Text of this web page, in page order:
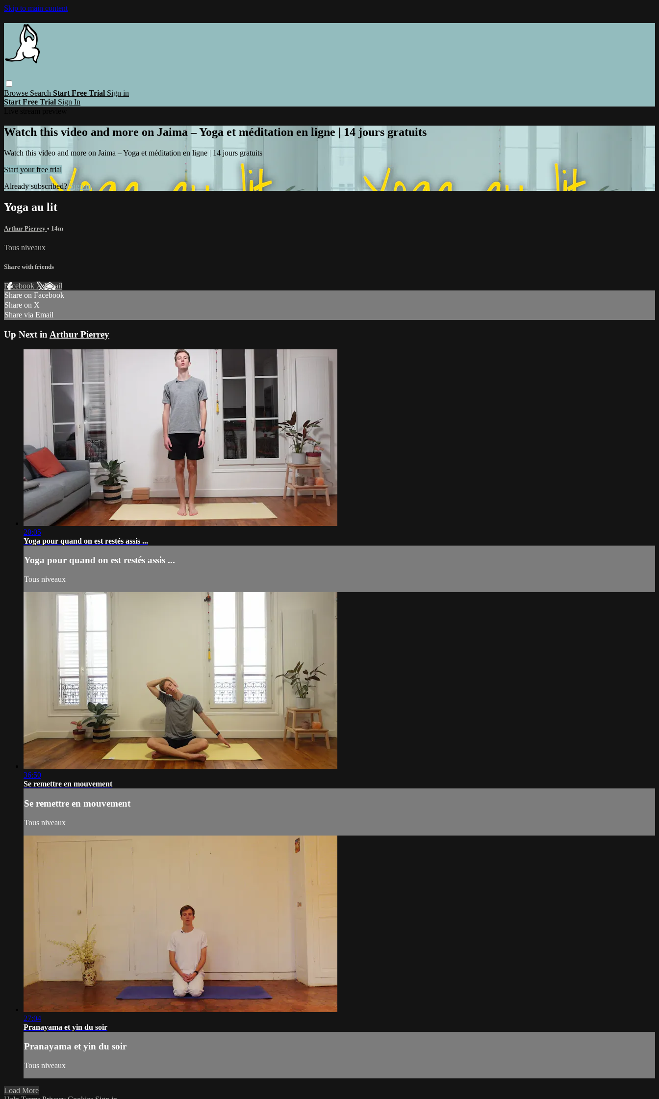
Skip to main content
Browse Search Start Free Trial Sign in
Start Free Trial Sign In
Watch this video and more on Jaima – Yoga et méditation en ligne | 14 jours gratuits
Watch this video and more on Jaima – Yoga et méditation en ligne | 14 jours gratuits
Start your free trial
Already subscribed?Sign in
Yoga au lit
Arthur Pierrey • 14m
Tous niveaux
Share with friends
Facebook XEmail
Share on Facebook
Share on X
Share via Email
Up Next in Arthur Pierrey
20:05
Yoga pour quand on est restés assis ...
Yoga pour quand on est restés assis ...
Tous niveaux
36:50
Se remettre en mouvement
Se remettre en mouvement
Tous niveaux
27:04
Pranayama et yin du soir
Pranayama et yin du soir
Tous niveaux
Load More